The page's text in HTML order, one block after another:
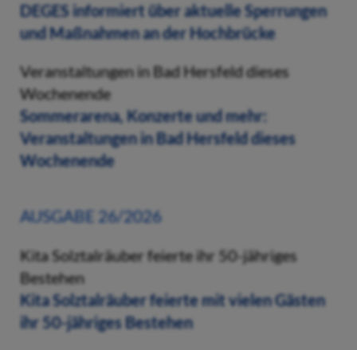
DEGES informiert über aktuelle Sperrungen
und Maßnahmen an der Hochbrücke
Veranstaltungen in Bad Hersfeld dieses
Wochenende
Sommerarena, Konzerte und mehr:
Veranstaltungen in Bad Hersfeld dieses
Wochenende
AUSGABE 26/2026
Kita Solztalräuber feierte ihr 50-jähriges
Bestehen
Kita Solztalräuber feierte mit vielen Gästen
ihr 50-jähriges Bestehen